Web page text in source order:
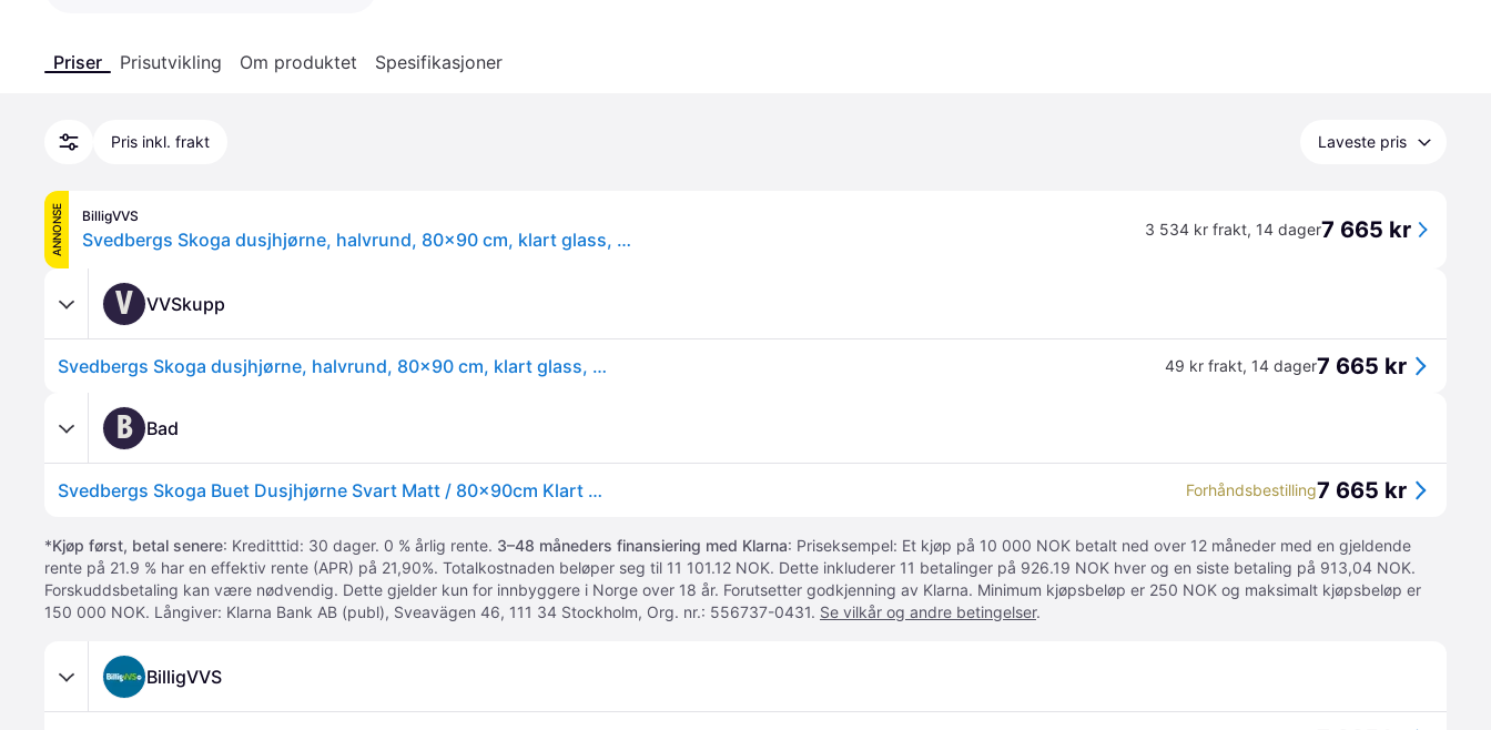
Priser Prisutvikling Om produktet Spesifikasjoner
Pris inkl. frakt Laveste pris
ANNONSE BilligVVS
Svedbergs Skoga dusjhjørne, halvrund, 80x90 cm, klart glass, alu matt profil 3 534 kr frakt, 14 dager7 665 kr
V VVSkupp
Svedbergs Skoga dusjhjørne, halvrund, 80x90 cm, klart glass, alu matt profil 49 kr frakt, 14 dager7 665 kr
B Bad
Svedbergs Skoga Buet Dusjhjørne Svart Matt / 80x90cm Klart Glass Forhåndsbestilling7 665 kr
*Kjøp først, betal senere: Kreditttid: 30 dager. 0 % årlig rente. 3–48 måneders finansiering med Klarna: Priseksempel: Et kjøp på 10 000 NOK betalt ned over 12 måneder med en gjeldende
rente på 21.9 % har en effektiv rente (APR) på 21,90%. Totalkostnaden beløper seg til 11 101.12 NOK. Dette inkluderer 11 betalinger på 926.19 NOK hver og en siste betaling på 913,04 NOK.
Forskuddsbetaling kan være nødvendig. Dette gjelder kun for innbyggere i Norge over 18 år. Forutsetter godkjenning av Klarna. Minimum kjøpsbeløp er 250 NOK og maksimalt kjøpsbeløp er
150 000 NOK. Långiver: Klarna Bank AB (publ), Sveavägen 46, 111 34 Stockholm, Org. nr.: 556737-0431. Se vilkår og andre betingelser.
BilligVVS